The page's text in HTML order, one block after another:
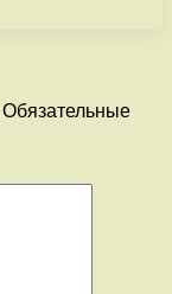
Обязательные